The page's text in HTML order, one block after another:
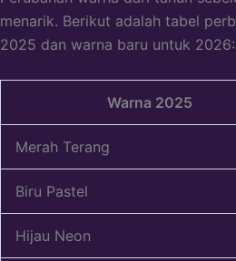
menarik. Berikut adalah tabel
2025 dan warna baru untuk 2026:
Warna 2025
Merah Terang
Biru Pastel
Hijau Neon